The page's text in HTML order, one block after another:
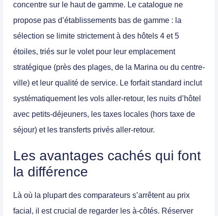
concentre sur le haut de gamme. Le catalogue ne
propose pas d’établissements bas de gamme : la
sélection se limite strictement à des hôtels 4 et 5
étoiles, triés sur le volet pour leur emplacement
stratégique (près des plages, de la Marina ou du centre-
ville) et leur qualité de service. Le forfait standard inclut
systématiquement les vols aller-retour, les nuits d’hôtel
avec petits-déjeuners, les taxes locales (hors taxe de
séjour) et les transferts privés aller-retour.
Les avantages cachés qui font
la différence
Là où la plupart des comparateurs s’arrêtent au prix
facial, il est crucial de regarder les à-côtés. Réserver